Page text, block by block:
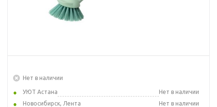
Нет в наличии
УЮТ Астана
Нет в наличии
Новосибирск, Лента
Нет в наличии